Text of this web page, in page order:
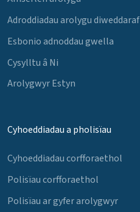
Adroddiadau arolygu diweddaraf
Esbonio adnoddau gwella
Cysylltu â Ni
Arolygwyr Estyn
Cyhoeddiadau a pholisïau
Cyhoeddiadau corfforaethol
Polisïau corfforaethol
Polisïau ar gyfer arolygwyr